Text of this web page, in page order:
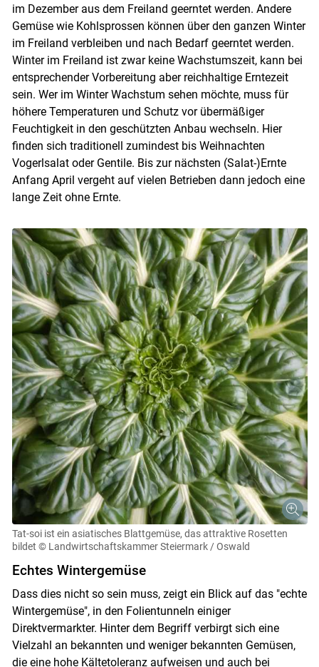
im Dezember aus dem Freiland geerntet werden. Andere
Gemüse wie Kohlsprossen können über den ganzen Winter
im Freiland verbleiben und nach Bedarf geerntet werden.
Winter im Freiland ist zwar keine Wachstumszeit, kann bei
entsprechender Vorbereitung aber reichhaltige Erntezeit
sein. Wer im Winter Wachstum sehen möchte, muss für
höhere Temperaturen und Schutz vor übermäßiger
Feuchtigkeit in den geschützten Anbau wechseln. Hier
finden sich traditionell zumindest bis Weihnachten
Vogerlsalat oder Gentile. Bis zur nächsten (Salat-)Ernte
Anfang April vergeht auf vielen Betrieben dann jedoch eine
lange Zeit ohne Ernte.
Tat-soi ist ein asiatisches Blattgemüse, das attraktive Rosetten
bildet © Landwirtschaftskammer Steiermark / Oswald
Echtes Wintergemüse
Dass dies nicht so sein muss, zeigt ein Blick auf das "echte
Wintergemüse", in den Folientunneln einiger
Direktvermarkter. Hinter dem Begriff verbirgt sich eine
Vielzahl an bekannten und weniger bekannten Gemüsen,
die eine hohe Kältetoleranz aufweisen und auch bei